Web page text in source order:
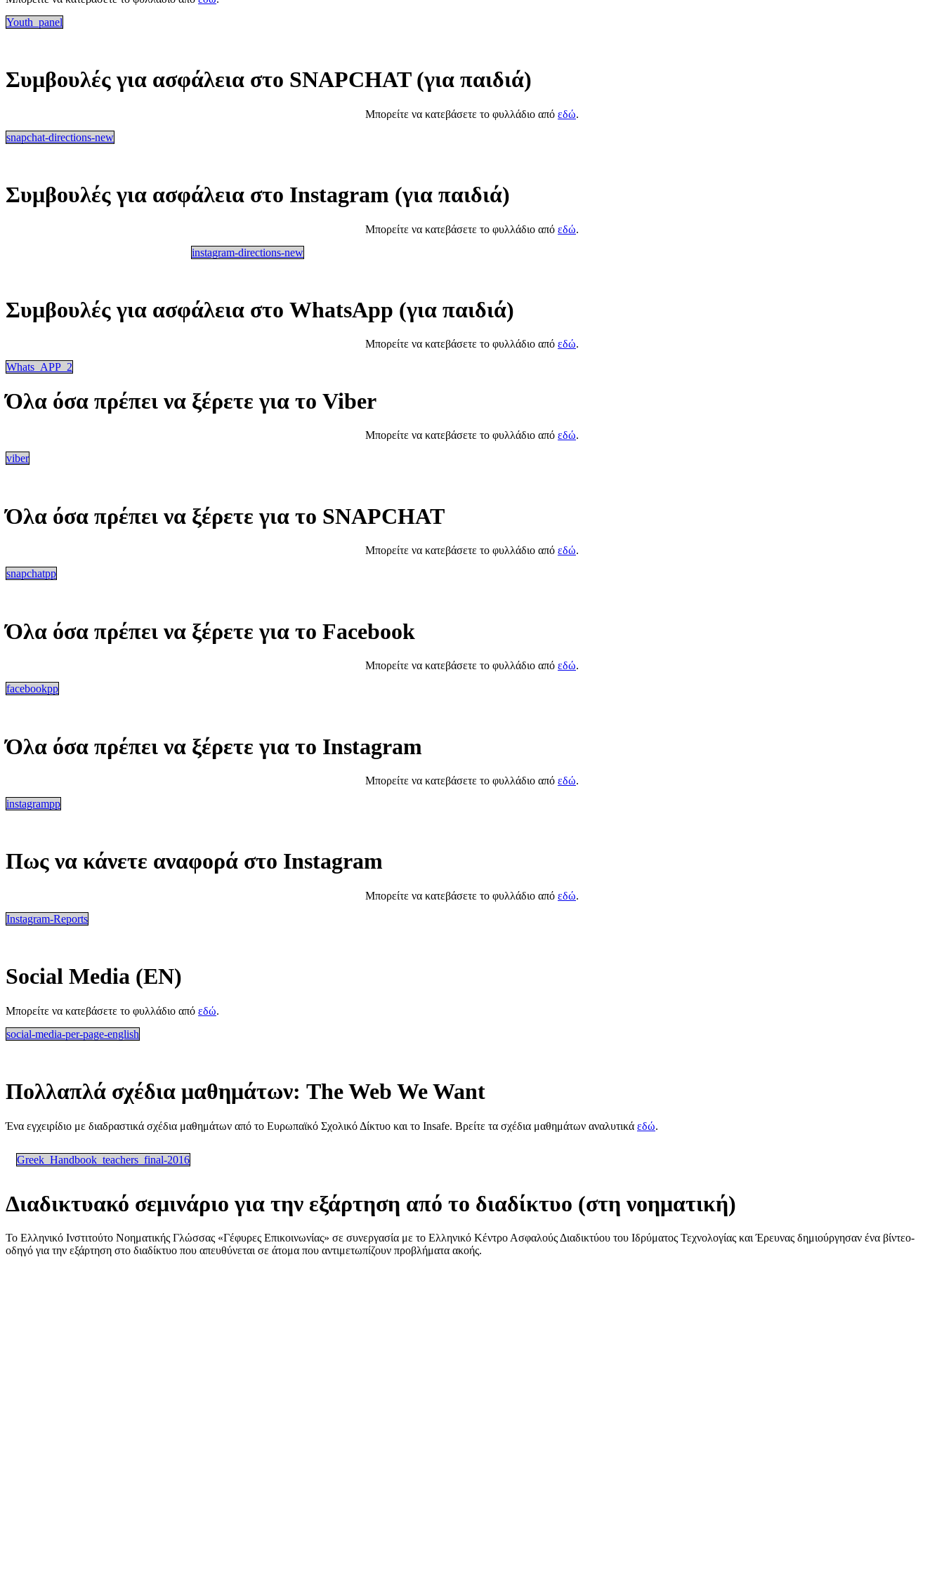
Youth_panel
Συμβουλές για ασφάλεια στο SNAPCHAT (για παιδιά)
Μπορείτε να κατεβάσετε το φυλλάδιο από εδώ.
snapchat-directions-new
Συμβουλές για ασφάλεια στο Instagram (για παιδιά)
Μπορείτε να κατεβάσετε το φυλλάδιο από εδώ.
instagram-directions-new
Συμβουλές για ασφάλεια στο WhatsApp (για παιδιά)
Μπορείτε να κατεβάσετε το φυλλάδιο από εδώ.
Whats_APP_2
Όλα όσα πρέπει να ξέρετε για το Viber
Μπορείτε να κατεβάσετε το φυλλάδιο από εδώ.
viber
Όλα όσα πρέπει να ξέρετε για το SNAPCHAT
Μπορείτε να κατεβάσετε το φυλλάδιο από εδώ.
snapchatpp
Όλα όσα πρέπει να ξέρετε για το Facebook
Μπορείτε να κατεβάσετε το φυλλάδιο από εδώ.
facebookpp
Όλα όσα πρέπει να ξέρετε για το Instagram
Μπορείτε να κατεβάσετε το φυλλάδιο από εδώ.
instagrampp
Πως να κάνετε αναφορά στο Instagram
Μπορείτε να κατεβάσετε το φυλλάδιο από εδώ.
Instagram-Reports
Social Media (EN)
Μπορείτε να κατεβάσετε το φυλλάδιο από εδώ.
social-media-per-page-english
Πολλαπλά σχέδια μαθημάτων: The Web We Want
Ένα εγχειρίδιο με διαδραστικά σχέδια μαθημάτων από το Ευρωπαϊκό Σχολικό Δίκτυο και το Insafe. Βρείτε τα σχέδια μαθημάτων αναλυτικά εδώ.
Greek_Handbook_teachers_final-2016
Διαδικτυακό σεμινάριο για την εξάρτηση από το διαδίκτυο (στη νοηματική)
Το Ελληνικό Ινστιτούτο Νοηματικής Γλώσσας «Γέφυρες Επικοινωνίας» σε συνεργασία με το Ελληνικό Κέντρο Ασφαλούς Διαδικτύου του Ιδρύματος Τεχνολογίας και Έρευνας δημιούργησαν ένα βίντεο-
οδηγό για την εξάρτηση στο διαδίκτυο που απευθύνεται σε άτομα που αντιμετωπίζουν προβλήματα ακοής.